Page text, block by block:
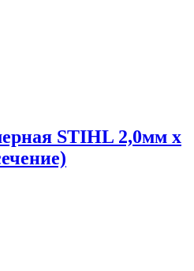
STIHL 2,0мм х